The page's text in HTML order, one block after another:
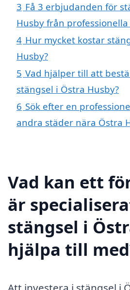
3 Få 3 erbjudanden för
Husby från
4 Hur mycket kostar
Husby?
5 Vad hjälper till att
stängsel i Östra Husby?
6 Sök efter en
andra städer nära Östra
Vad kan ett
är
stängsel i
hjälpa till